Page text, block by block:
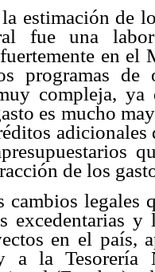
estimación de
fue una
fuertemente en
programas de
compleja, ya
es mucho
de los
cambios legales
excedentarias
en el país,
a la